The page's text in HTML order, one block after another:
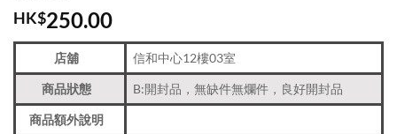
HK$250.00
店舖 信和中心12樓03室
商品狀態 B:開封品，無缺件無爛件，良好開封品
商品額外說明